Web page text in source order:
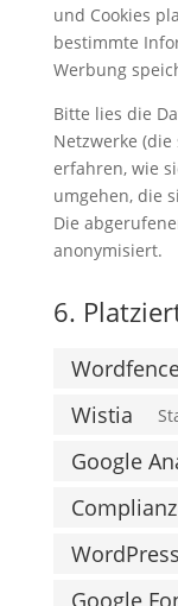
und Cookies
bestimmte
Werbung
Bitte lies die
Netzwerke
erfahren, wie
umgehen, die
Die
anonymisiert.
6.
Wistia
Google
Complianz
WordPress
Google